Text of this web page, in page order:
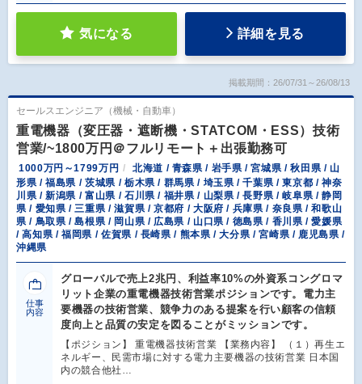
気になる 詳細を見る
掲載期間：26/07/31～26/08/13
セールスエンジニア（機械・自動車）
重電機器（変圧器・遮断機・STATCOM・ESS）技術
営業/~1800万円＠フルリモート＋出張勤務可
1000万円～1799万円
北海道 / 青森県 / 岩手県 / 宮城県 / 秋田県 / 山
形県 / 福島県 / 茨城県 / 栃木県 / 群馬県 / 埼玉県 / 千葉県 / 東京都 / 神奈
川県 / 新潟県 / 富山県 / 石川県 / 福井県 / 山梨県 / 長野県 / 岐阜県 / 静岡
県 / 愛知県 / 三重県 / 滋賀県 / 京都府 / 大阪府 / 兵庫県 / 奈良県 / 和歌山
県 / 鳥取県 / 島根県 / 岡山県 / 広島県 / 山口県 / 徳島県 / 香川県 / 愛媛県
/ 高知県 / 福岡県 / 佐賀県 / 長崎県 / 熊本県 / 大分県 / 宮崎県 / 鹿児島県 /
沖縄県
仕事
内容
グローバルで売上2兆円、利益率10%の外資系コングロマ
リット企業の重電機器技術営業ポジションです。電力主
要機器の技術営業、競争力のある提案を行い顧客の信頼
度向上と品質の安定を図ることがミッションです。
【ポジション】 重電機器技術営業 【業務内容】 （１）再生エ
ネルギー、民需市場に対する電力主要機器の技術営業 日本国
内の競合他社…